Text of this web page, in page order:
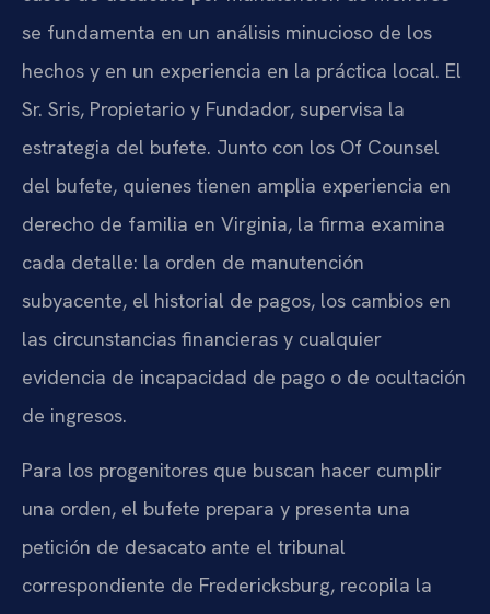
se fundamenta en un análisis minucioso de los
hechos y en un experiencia en la práctica local. El
Sr. Sris, Propietario y Fundador, supervisa la
estrategia del bufete. Junto con los Of Counsel
del bufete, quienes tienen amplia experiencia en
derecho de familia en Virginia, la firma examina
cada detalle: la orden de manutención
subyacente, el historial de pagos, los cambios en
las circunstancias financieras y cualquier
evidencia de incapacidad de pago o de ocultación
de ingresos.
Para los progenitores que buscan hacer cumplir
una orden, el bufete prepara y presenta una
petición de desacato ante el tribunal
correspondiente de Fredericksburg, recopila la